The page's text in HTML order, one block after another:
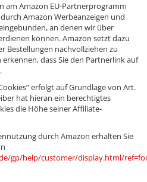
am Amazon EU-Partnerprogramm
Amazon Werbeanzeigen und
an denen wir über
können. Amazon setzt dazu
Bestellungen nachvollziehen zu
dass Sie den Partnerlink auf
erfolgt auf Grundlage von Art.
hat hieran ein berechtigtes
die Höhe seiner Affiliate-
durch Amazon erhalten Sie
gp/help/customer/display.html/